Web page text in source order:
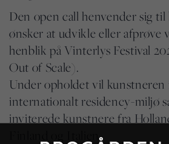
Den open call henvender sig
ønsker at udvikle eller afprøve
henblik på Vinterlys Festival
Out of Scale).
Under opholdet vil kunstneren
internationalt residency-miljø
inviterede kunstnere fra
Finland og Italien.